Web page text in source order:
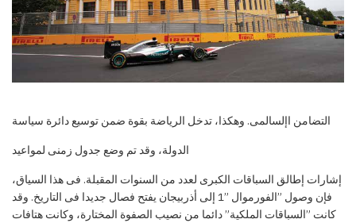
التضامن اإلسالمى. وهكذا، تدخل الرياضة بقوة ضمن توسيعدائرة سياسة
الدولة، وقد تم وضع جدول زمنى لمواعيد
إشارات إطالق السباقات الكبرى لعدد من السنوات المقبلة. فى هذا السياق،
فإن وصول ”الفورموال
”1 إلى أذربيجان يفتح فصال جديدا فى التاريخ. وقد
كانت ”السباقات الملكية” دائما من نصيب الصفوة المختارة، وكانت هتافات